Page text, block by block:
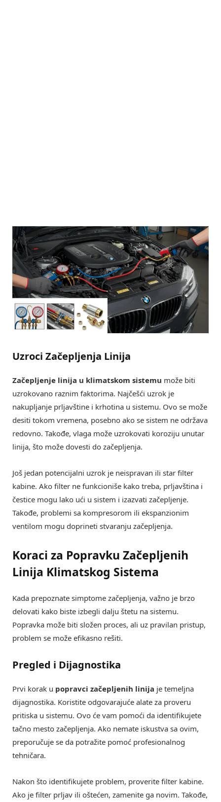
Uzroci Začepljenja Linija
Začepljenje linija u klimatskom sistemu može biti
uzrokovano raznim faktorima. Najčešći uzrok je
nakupljanje prljavštine i krhotina u sistemu. Ovo se može
desiti tokom vremena, posebno ako se sistem ne održava
redovno. Takođe, vlaga može uzrokovati koroziju unutar
linija, što može dovesti do začepljenja.
Još jedan potencijalni uzrok je neispravan ili star filter
kabine. Ako filter ne funkcioniše kako treba, prljavština i
čestice mogu lako ući u sistem i izazvati začepljenje.
Takođe, problemi sa kompresorom ili ekspanzionim
ventilom mogu doprineti stvaranju začepljenja.
Koraci za Popravku Začepljenih
Linija Klimatskog Sistema
Kada prepoznate simptome začepljenja, važno je brzo
delovati kako biste izbegli dalju štetu na sistemu.
Popravka može biti složen proces, ali uz pravilan pristup,
problem se može efikasno rešiti.
Pregled i Dijagnostika
Prvi korak u popravci začepljenih linija je temeljna
dijagnostika. Koristite odgovarajuće alate za proveru
pritiska u sistemu. Ovo će vam pomoći da identifikujete
tačno mesto začepljenja. Ako nemate iskustva sa ovim,
preporučuje se da potražite pomoć profesionalnog
tehničara.
Nakon što identifikujete problem, proverite filter kabine.
Ako je filter prljav ili oštećen, zamenite ga novim. Takođe,